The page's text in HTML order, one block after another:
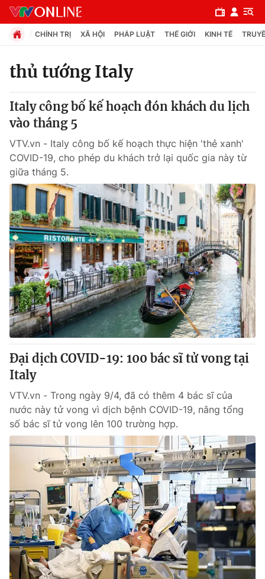
Chuyên mục
Chính trị
Xã hội
Pháp luật
Y tế
Thế giới
Tin tức
Thế giới đó đây
Câu chuyện quốc tế
Kinh tế
Tài chính
Thị trường
Góc doanh nghiệp
Dữ liệu và đời sống
Truyền hình
Phim VTV
Hậu trường
Nhân vật
Giải sao mai
Giải trí
Điện ảnh
Âm nhạc
Đời sống
Làm đẹp
Chất lượng cuộc sống
Giáo dục
Tuyển sinh
Học trực tuyến
Công nghệ
Hitech Công nghệ tương lai
Sản phẩm
Thị trường
Giao lưu trực tuyến
Lịch phát sóng
CHÍNH TRỊ XÃ HỘI PHÁP LUẬT THẾ GIỚI KINH TẾ
thủ tướng Italy
Italy công bố kế hoạch đón khách du lịch
vào tháng 5
VTV.vn - Italy công bố kế hoạch thực hiện 'thẻ xanh'
COVID-19, cho phép du khách trở lại quốc gia này từ
giữa tháng 5.
Đại dịch COVID-19: 100 bác sĩ tử vong tại
Italy
VTV.vn - Trong ngày 9/4, đã có thêm 4 bác sĩ của
nước này tử vong vì dịch bệnh COVID-19, nâng tổng
số bác sĩ tử vong lên 100 trường hợp.